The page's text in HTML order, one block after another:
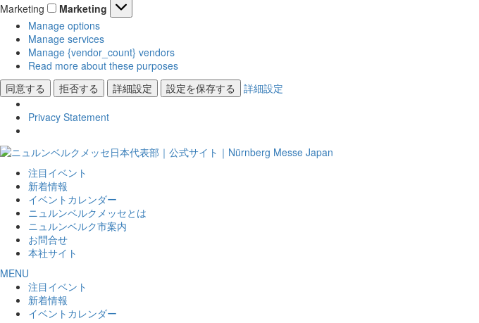
Marketing
Marketing
Manage options
Manage services
Manage {vendor_count} vendors
Read more about these purposes
同意する
拒否する 詳細設定 設定を保存する 詳細設定
Privacy Statement
注目イベント
新着情報
イベントカレンダー
ニュルンベルクメッセとは
ニュルンベルク市案内
お問合せ
本社サイト
MENU
注目イベント
新着情報
イベントカレンダー